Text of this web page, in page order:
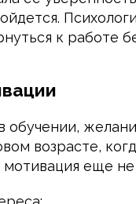
к работе
возрасте,
еще не